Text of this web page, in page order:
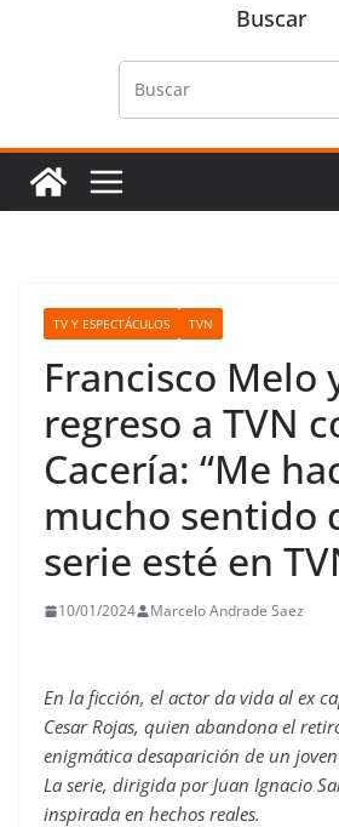
Buscar
TV Y ESPECTÁCULOS TVN
Francisco Melo
regreso a TVN
Cacería: “Me
mucho sentido
serie esté en
10/01/2024 Marcelo Andrade Saez
En la ficción, el actor da vida al ex
Cesar Rojas, quien abandona el
enigmática desaparición de un
La serie, dirigida por Juan Ignacio
inspirada en hechos reales.